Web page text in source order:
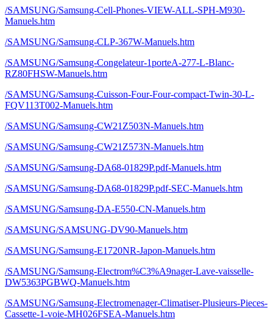
/SAMSUNG/Samsung-Cell-Phones-VIEW-ALL-SPH-M930-
Manuels.htm
/SAMSUNG/Samsung-CLP-367W-Manuels.htm
/SAMSUNG/Samsung-Congelateur-1porteA-277-L-Blanc-
RZ80FHSW-Manuels.htm
/SAMSUNG/Samsung-Cuisson-Four-Four-compact-Twin-30-L-
FQV113T002-Manuels.htm
/SAMSUNG/Samsung-CW21Z503N-Manuels.htm
/SAMSUNG/Samsung-CW21Z573N-Manuels.htm
/SAMSUNG/Samsung-DA68-01829P.pdf-Manuels.htm
/SAMSUNG/Samsung-DA68-01829P.pdf-SEC-Manuels.htm
/SAMSUNG/Samsung-DA-E550-CN-Manuels.htm
/SAMSUNG/SAMSUNG-DV90-Manuels.htm
/SAMSUNG/Samsung-E1720NR-Japon-Manuels.htm
/SAMSUNG/Samsung-Electrom%C3%A9nager-Lave-vaisselle-
DW5363PGBWQ-Manuels.htm
/SAMSUNG/Samsung-Electromenager-Climatiser-Plusieurs-Pieces-
Cassette-1-voie-MH026FSEA-Manuels.htm